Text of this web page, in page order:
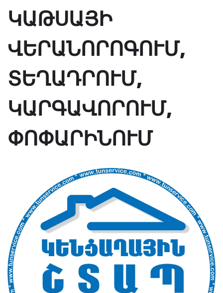
ԿԱԹՍԱՅԻ
ՎԵՐԱՆՈՐՈԳՈՒՄ,
ՏԵՂԱԴՐՈՒՄ,
ԿԱՐԳԱՎՈՐՈՒՄ,
ՓՈՓԱՐԻՆՈՒՄ